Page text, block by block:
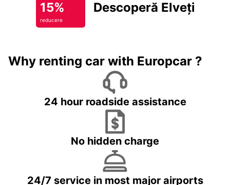
15%
reducere
Descoperă Elveția
Why renting car with Europcar ?
24 hour roadside assistance
No hidden charge
24/7 service in most major airports